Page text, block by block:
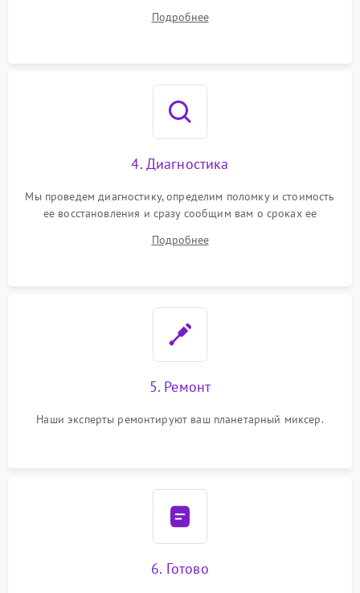
Подробнее
4. Диагностика
Мы проведем диагностику, определим поломку и стоимость
ее восстановления и сразу сообщим вам о сроках ее
Подробнее
5. Ремонт
Наши эксперты ремонтируют ваш планетарный миксер.
6. Готово